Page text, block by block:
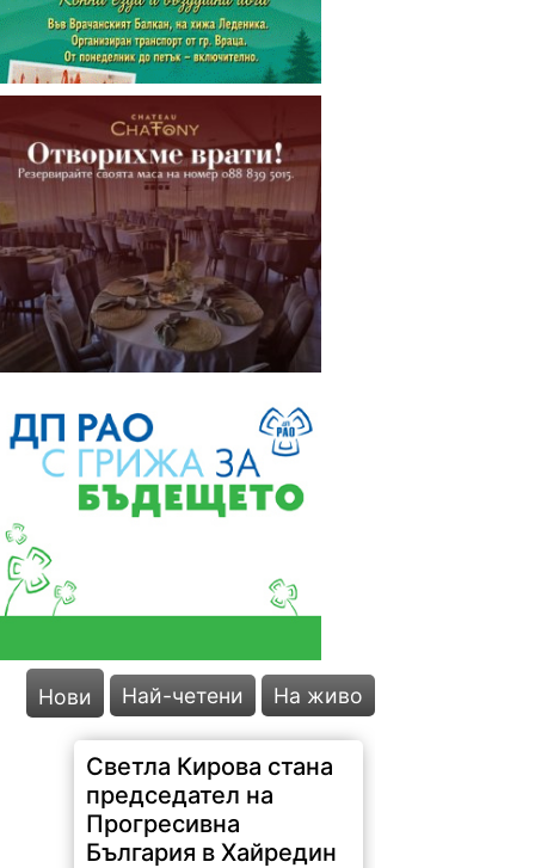
Нови Най-четени На живо
Светла Кирова стана
председател на
Прогресивна
България в Хайредин